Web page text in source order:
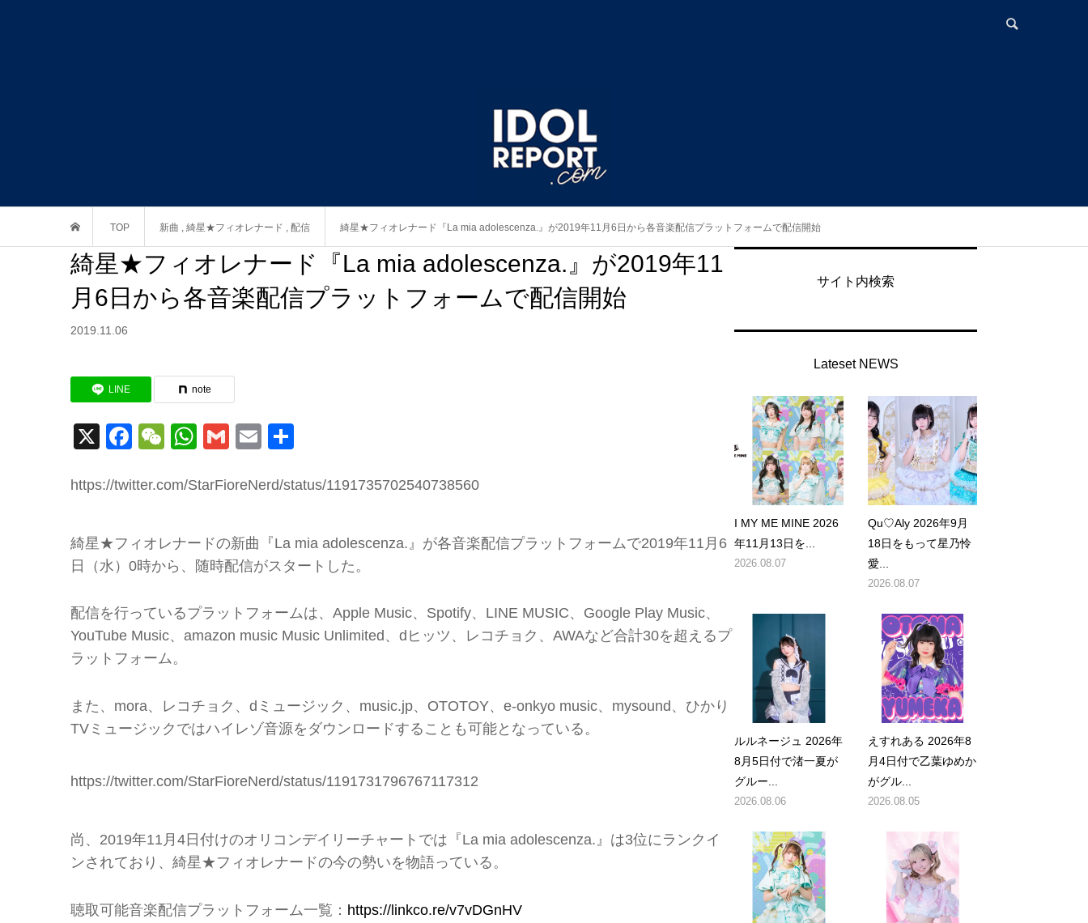
TOP 新曲 , 綺星★フィオレナード , 配信 綺星★フィオレナード『La mia adolescenza.』が2019年11月6日から各音楽配信プラットフォームで配信開始
綺星★フィオレナード『La mia adolescenza.』が2019年11
月6日から各音楽配信プラットフォームで配信開始
2019.11.06
LINE note
X Facebook
WeChat
WhatsApp
GmailEmail
https://twitter.com/StarFioreNerd/status/1191735702540738560
綺星★フィオレナードの新曲『La mia adolescenza.』が各音楽配信プラットフォームで2019年11月6
日（水）0時から、随時配信がスタートした。
配信を行っているプラットフォームは、Apple Music、Spotify、LINE MUSIC、Google Play Music、
YouTube Music、amazon music Music Unlimited、dヒッツ、レコチョク、AWAなど合計30を超えるプ
ラットフォーム。
また、mora、レコチョク、dミュージック、music.jp、OTOTOY、e-onkyo music、mysound、ひかり
TVミュージックではハイレゾ音源をダウンロードすることも可能となっている。
https://twitter.com/StarFioreNerd/status/1191731796767117312
尚、2019年11月4日付けのオリコンデイリーチャートでは『La mia adolescenza.』は3位にランクイ
ンされており、綺星★フィオレナードの今の勢いを物語っている。
聴取可能音楽配信プラットフォーム一覧： https://linkco.re/v7vDGnHV
サイト内検索
Lateset NEWS
I MY ME MINE 2026
年11月13日を...
2026.08.07
Qu♡Aly 2026年9月
18日をもって星乃怜
愛...
2026.08.07
ルルネージュ 2026年
8月5日付で渚一夏が
グルー...
2026.08.06
えすれある 2026年8
月4日付で乙葉ゆめか
がグル...
2026.08.05